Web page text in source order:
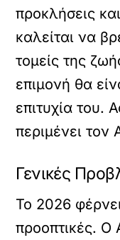
προκλήσεις
καλείται να
τομείς της
επιμονή θα
επιτυχία του.
περιμένει τον
Γενικές
Το 2026
προοπτικές. Ο